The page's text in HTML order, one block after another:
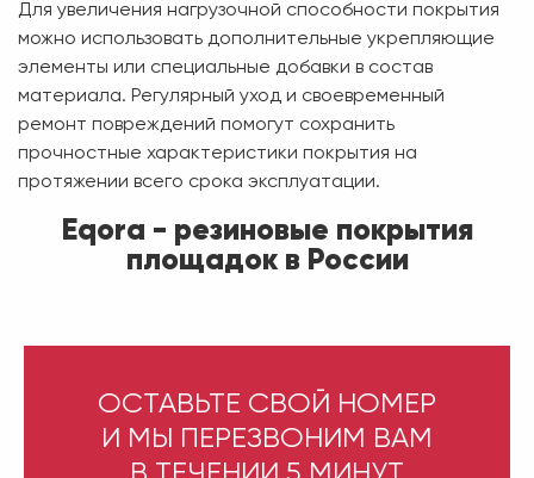
Для увеличения нагрузочной способности покрытия
можно использовать дополнительные укрепляющие
элементы или специальные добавки в состав
материала. Регулярный уход и своевременный
ремонт повреждений помогут сохранить
прочностные характеристики покрытия на
протяжении всего срока эксплуатации.
Eqora - резиновые покрытия
площадок в России
ОСТАВЬТЕ СВОЙ НОМЕР
И МЫ ПЕРЕЗВОНИМ ВАМ